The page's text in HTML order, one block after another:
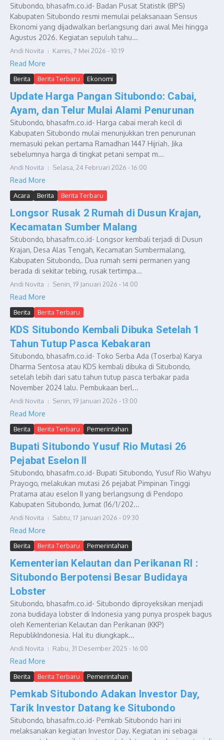
Situbondo, bhasafm.co.id- Badan Pusat Statistik (BPS)
Kabupaten Situbondo resmi memulai pelaksanaan Sensus
Ekonomi yang dijadwalkan berlangsung dari awal Mei hingga
Agustus 2026. Kegiatan sepuluh tahu...
Andi Novita Kamis, 7 Mei 2026 - 10:19
Read More
Berita Berita Terbaru Ekonomi
Update Harga Pangan Situbondo: Cabai,
Ayam, dan Telur Mulai Alami Penurunan
Situbondo, bhasafm.co.id- Harga cabai merah kecil di
Kabupaten Situbondo mulai menunjukkan tren penurunan
memasuki pekan pertama Ramadhan 1447 Hijriah. Jika
sebelumnya harga di tingkat petani sempat m...
Andi Novita Selasa, 24 Februari 2026 - 16:00
Read More
Acara Berita Berita Terbaru
Longsor Rusak 2 Rumah di Dusun Krajan,
Kecamatan Sumber Malang
Situbondo, bhasafm.co.id- Longsor kembali terjadi di Dusun
Krajan, Desa Alas Tengah, Kecamatan Sumbermalang,
Kabupaten Situbondo,. Dua rumah semi permanen yang
berada di sekitar tebing, rusak tertimpa...
Andi Novita Senin, 19 Januari 2026 - 14:00
Read More
Berita Berita Terbaru
KDS Situbondo Kembali Dibuka Setelah 1
Tahun Tutup Pasca Kebakaran
Situbondo, bhasafm.co.id- Toko Serba Ada (Toserba) Karya
Dharma Sentosa atau KDS kembali dibuka di Situbondo,
setelah lebih dari satu tahun tutup pasca terbakar pada
November 2024 lalu. Pembukaan berl...
Andi Novita Senin, 19 Januari 2026 - 13:00
Read More
Berita Berita Terbaru Pemerintahan
Bupati Situbondo Yusuf Rio Mutasi 26
Pejabat Eselon II
Situbondo, bhasafm.co.id- Bupati Situbondo, Yusuf Rio Wahyu
Prayogo, melakukan mutasi 26 pejabat Pimpinan Tinggi
Pratama atau eselon II yang berlangsung di Pendopo
Kabupaten Situbondo, Jumat (16/1/202...
Andi Novita Sabtu, 17 Januari 2026 - 09:30
Read More
Berita Berita Terbaru Pemerintahan
Kementerian Kelautan dan Perikanan RI :
Situbondo Berpotensi Besar Budidaya
Lobster
Situbondo, bhasafm.co.id- Situbondo diproyeksikan menjadi
zona budidaya lobster di Indonesia yang punya prospek bagus
oleh Kementerian Kelautan dan Perikanan (KKP)
RepublikIndonesia. Hal itu diungkapk...
Andi Novita Rabu, 31 Desember 2025 - 16:00
Read More
Berita Berita Terbaru Pemerintahan
Pemkab Situbondo Adakan Investor Day,
Tarik Investor Datang ke Situbondo
Situbondo, bhasafm.co.id- Pemkab Situbondo hari ini
melaksanakan kegiatan Investor Day. Kegiatan ini sebagai